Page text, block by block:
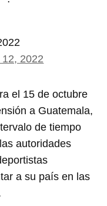
2022
el 15 de octubre
a Guatemala,
de tiempo
autoridades
a su país en las